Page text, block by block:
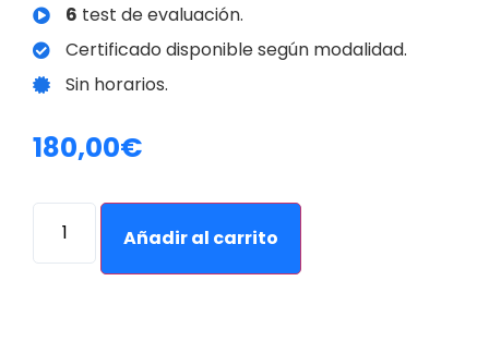
6 test de evaluación.
Certificado disponible según modalidad.
Sin horarios.
180,00€
Añadir al carrito